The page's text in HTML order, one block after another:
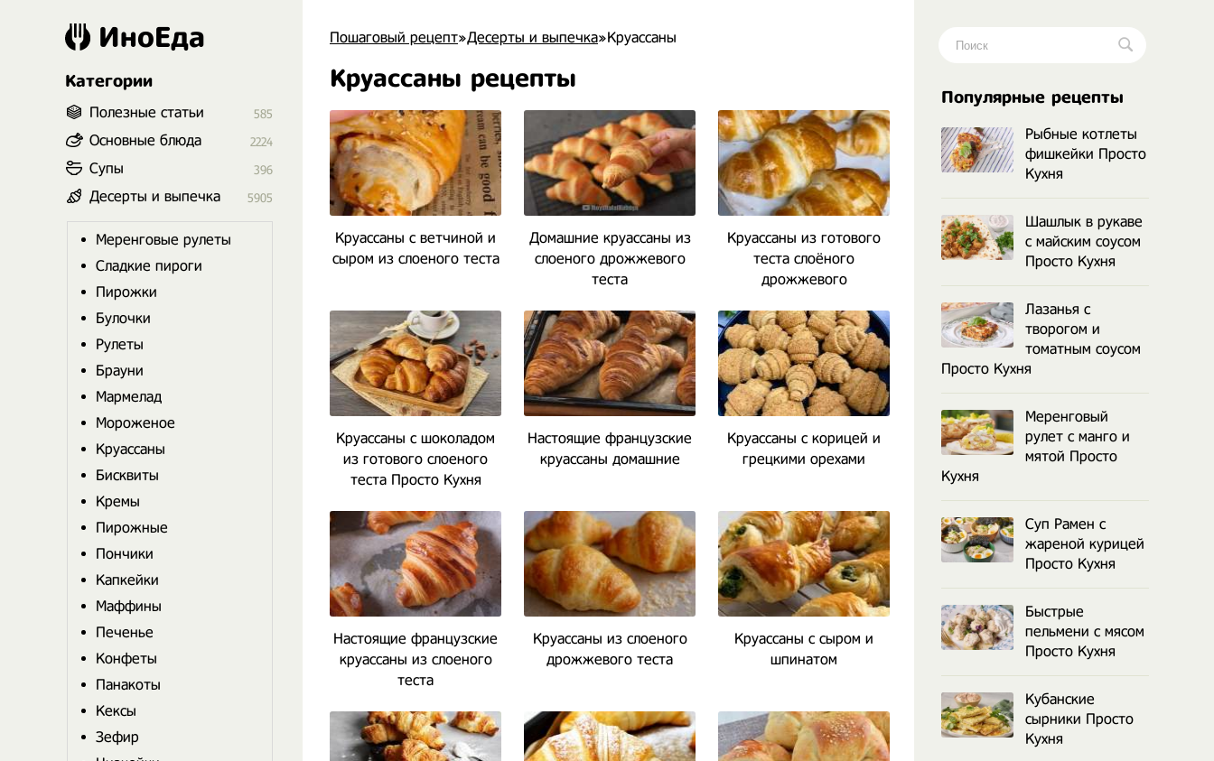
Пошаговый рецепт»Десерты и выпечка»Круассаны
Круассаны рецепты
Круассаны с ветчиной и
сыром из слоеного теста
Домашние круассаны из
слоеного дрожжевого
теста
Круассаны из готового
теста слоёного
дрожжевого
Круассаны с шоколадом
из готового слоеного
теста Просто Кухня
Настоящие французские
круассаны домашние
Круассаны с корицей и
грецкими орехами
Настоящие французские
круассаны из слоеного
теста
Круассаны из слоеного
дрожжевого теста
Круассаны с сыром и
шпинатом
ИноЕда
Категории
Полезные статьи 585
Основные блюда 2224
Супы 396
Десерты и выпечка 5905
Меренговые рулеты
Сладкие пироги
Пирожки
Булочки
Рулеты
Брауни
Мармелад
Мороженое
Круассаны
Бисквиты
Кремы
Пирожные
Пончики
Капкейки
Маффины
Печенье
Конфеты
Панакоты
Кексы
Зефир
Популярные рецепты
Рыбные котлеты
фишкейки Просто
Кухня
Шашлык в рукаве
с майским соусом
Просто Кухня
Лазанья с
творогом и
томатным соусом
Просто Кухня
Меренговый
рулет с манго и
мятой Просто
Кухня
Суп Рамен с
жареной курицей
Просто Кухня
Быстрые
пельмени с мясом
Просто Кухня
Кубанские
сырники Просто
Кухня